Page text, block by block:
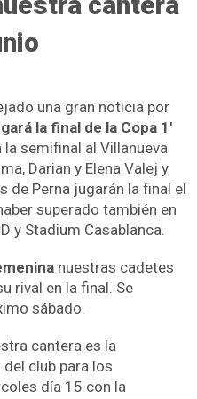
una gran noticia por
la final de la Copa 1′
semifinal al Villanueva
Darian y Elena Valej y
de Perna jugarán la final el
superado también en
y Stadium Casablanca.
nuestras cadetes
rival en la final. Se
sábado.
cantera es la
club para los
día 15 con la